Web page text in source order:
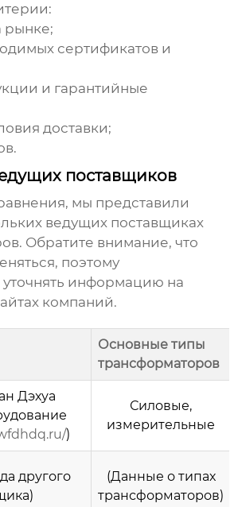
рынке;
сертификатов и
и гарантийные
доставки;
поставщиков
мы представили
ведущих поставщиках
. Обратите внимание, что
поэтому
уточнять информацию на
компаний.
Основные типы
трансформаторов
Дэхуа
)
Силовые,
измерительные
другого
(Данные о типах
трансформаторов)